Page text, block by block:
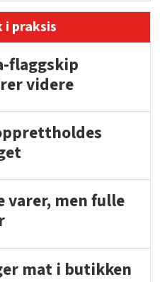
praksis
flaggskip
videre
varer, men fulle
mat i butikken